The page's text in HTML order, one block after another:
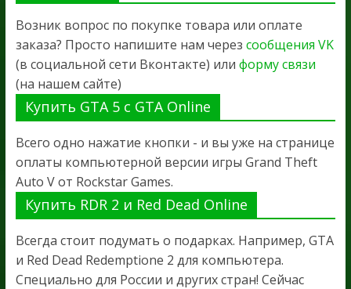
Возник вопрос по покупке товара или оплате
заказа? Просто напишите нам через сообщения VK
(в социальной сети Вконтакте) или форму связи
(на нашем сайте)
Купить GTA 5 с GTA Online
Всего одно нажатие кнопки - и вы уже на странице
оплаты компьютерной версии игры Grand Theft
Auto V от Rockstar Games.
Купить RDR 2 и Red Dead Online
Всегда стоит подумать о подарках. Например, GTA
и Red Dead Redemptione 2 для компьютера.
Специально для России и других стран! Сейчас